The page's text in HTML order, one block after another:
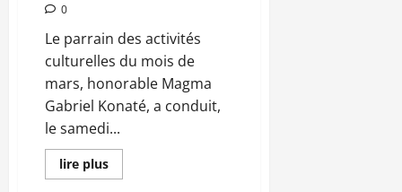
0
Le parrain des activités
culturelles du mois de
mars, honorable Magma
Gabriel Konaté, a conduit,
le samedi...
lire plusEn
savoir